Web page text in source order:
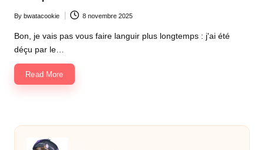
Posted
by
By bwatacookie 8 novembre 2025
Bon, je vais pas vous faire languir plus longtemps : j'ai été
déçu par le…
Read More